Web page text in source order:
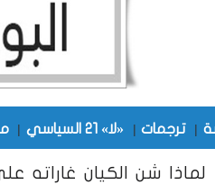
| ترجمات | «لا» 21 السياسي |
لماذا شن الكيان غاراته